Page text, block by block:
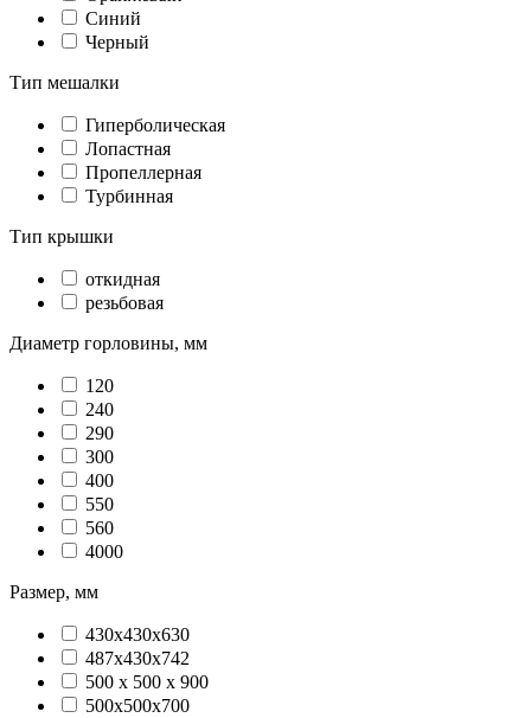
Синий
Черный
Тип мешалки
Гиперболическая
Лопастная
Пропеллерная
Турбинная
Тип крышки
откидная
резьбовая
Диаметр горловины, мм
120
240
290
300
400
550
560
4000
Размер, мм
430x430x630
487х430х742
500 x 500 x 900
500x500x700